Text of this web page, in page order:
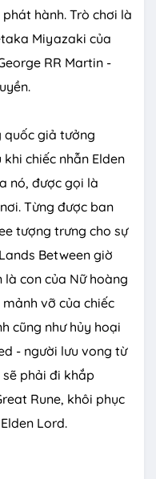
hành. Trò chơi là
Miyazaki của
RR Martin -
quốc giả tưởng
chiếc nhẫn Elden
nó, được gọi là
Từng được ban
tượng trưng cho sự
Between giờ
con của Nữ hoàng
vỡ của chiếc
cũng như hủy hoại
- người lưu vong từ
phải đi khắp
Rune, khôi phục
Lord.